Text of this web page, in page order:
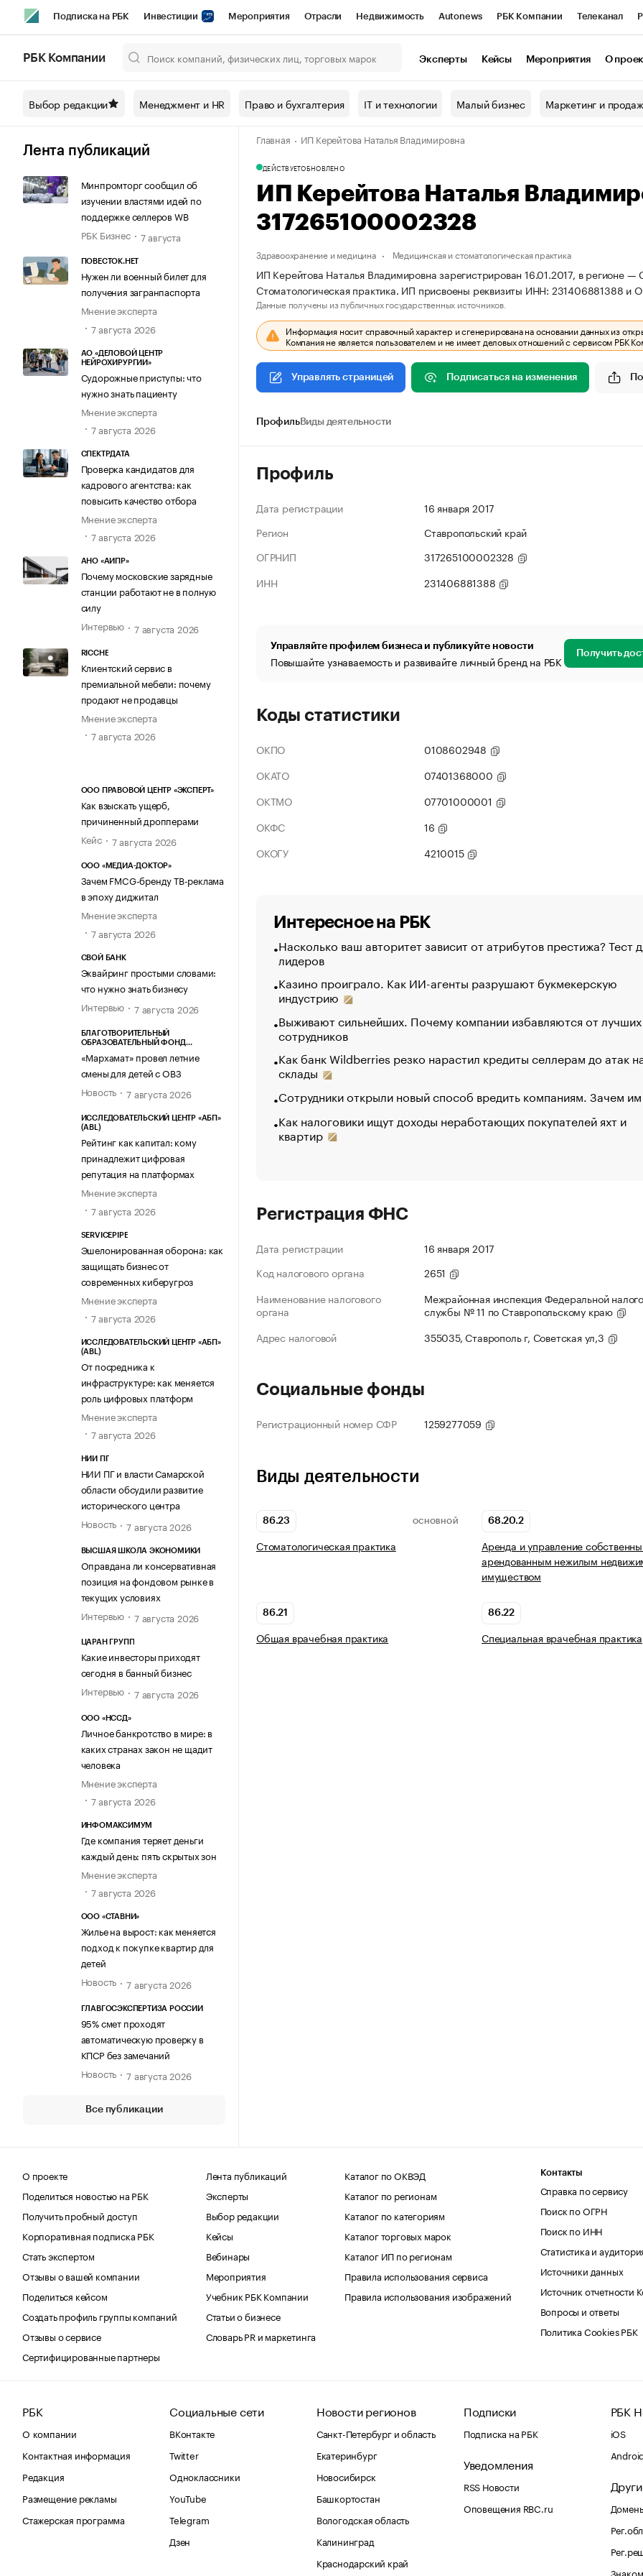
Подписка на РБК Инвестиции Мероприятия Отрасли Недвижимость Autonews РБК Компании Телеканал
Спецпроекты СПб Конференции СПб Спецпроекты Проверка контрагентов
Технологии и медиа Рынок наличной валюты
РБК Компании Эксперты Кейсы Мероприятия О
Выбор редакции Менеджмент и HR Право и бухгалтерия IT и технологии Малый бизнес Маркетинг и
Лента публикаций
Минпромторг сообщил об
изучении властями идей по
поддержке селлеров WB
РБК Бизнес
7 августа
ПОВЕСТОК.НЕТ
Нужен ли военный билет для
получения загранпаспорта
Мнение эксперта
7 августа 2026
АО «ДЕЛОВОЙ ЦЕНТР
НЕЙРОХИРУРГИИ»
Судорожные приступы: что
нужно знать пациенту
Мнение эксперта
7 августа 2026
СПЕКТРДАТА
Проверка кандидатов для
кадрового агентства: как
повысить качество отбора
Мнение эксперта
7 августа 2026
АНО «АИПР»
Почему московские зарядные
станции работают не в полную
силу
Интервью
7 августа 2026
RICCHE
Клиентский сервис в
премиальной мебели: почему
продают не продавцы
Мнение эксперта
7 августа 2026
ООО ПРАВОВОЙ ЦЕНТР «ЭКСПЕРТ»
Как взыскать ущерб,
причиненный дропперами
Кейс
7 августа 2026
ООО «МЕДИА-ДОКТОР»
Зачем FMCG-бренду ТВ-реклама
в эпоху диджитал
Мнение эксперта
7 августа 2026
СВОЙ БАНК
Эквайринг простыми словами:
что нужно знать бизнесу
Интервью
7 августа 2026
БЛАГОТВОРИТЕЛЬНЫЙ
ОБРАЗОВАТЕЛЬНЫЙ ФОНД
«Мархамат» провел летние
смены для детей с ОВЗ
Новость
7 августа 2026
ИССЛЕДОВАТЕЛЬСКИЙ ЦЕНТР «АБП»
(ABL)
Рейтинг как капитал: кому
принадлежит цифровая
репутация на платформах
Мнение эксперта
7 августа 2026
SERVICEPIPE
Эшелонированная оборона: как
защищать бизнес от
современных киберугроз
Мнение эксперта
7 августа 2026
ИССЛЕДОВАТЕЛЬСКИЙ ЦЕНТР «АБП»
(ABL)
От посредника к
инфраструктуре: как меняется
роль цифровых платформ
Мнение эксперта
7 августа 2026
НИИ ПГ
НИИ ПГ и власти Самарской
области обсудили развитие
исторического центра
Новость
7 августа 2026
ВЫСШАЯ ШКОЛА ЭКОНОМИКИ
Оправдана ли консервативная
позиция на фондовом рынке в
текущих условиях
Интервью
7 августа 2026
ЦАРАН ГРУПП
Какие инвесторы приходят
сегодня в банный бизнес
Интервью
7 августа 2026
ООО «НССД»
Личное банкротство в мире: в
каких странах закон не щадит
человека
Мнение эксперта
7 августа 2026
ИНФОМАКСИМУМ
Где компания теряет деньги
каждый день: пять скрытых зон
Мнение эксперта
7 августа 2026
ООО «СТАВНИ»
Жилье на вырост: как меняется
подход к покупке квартир для
детей
Новость
7 августа 2026
ГЛАВГОСЭКСПЕРТИЗА РОССИИ
95% смет проходят
автоматическую проверку в
КПСР без замечаний
Новость
7 августа 2026
Все публикации
Главная ИП Керейтова Наталья Владимировна
ДЕЙСТВУЕТОБНОВЛЕНО
ИП Керейтова Наталья
317265100002328
Здравоохранение и медицина Медицинская и стоматологическая практика
ИП Керейтова Наталья Владимировна зарегистрирован 16.01.2017, в регионе —
Стоматологическая практика. ИП присвоены реквизиты ИНН: 231406881388
Данные получены из публичных государственных источников.
Информация носит справочный характер и сгенерирована на основании данных из
Компания не является пользователем и не имеет деловых отношений с сервисом РБК
Управлять страницей Подписаться на изменения
ПрофильВиды деятельности
Профиль
Дата регистрации
16 января 2017
Регион
Ставропольский край
ОГРНИП
317265100002328
ИНН
231406881388
Управляйте профилем бизнеса и публикуйте новости
Повышайте узнаваемость и развивайте личный бренд на РБК Получить
Коды статистики
ОКПО
0108602948
ОКАТО
07401368000
ОКТМО
07701000001
ОКФС
16
ОКОГУ
4210015
Интересное на РБК
Насколько ваш авторитет зависит от атрибутов престижа? Тест
лидеров
Казино проиграло. Как ИИ-агенты разрушают букмекерскую
индустрию
Выживают сильнейших. Почему компании избавляются от лучших
сотрудников
Как банк Wildberries резко нарастил кредиты селлерам до атак
склады
Сотрудники открыли новый способ вредить компаниям. Зачем
Как налоговики ищут доходы неработающих покупателей яхт и
квартир
Регистрация ФНС
Дата регистрации
16 января 2017
Код налогового органа
2651
Наименование налогового
органа
Межрайонная инспекция Федеральной
службы № 11 по Ставропольскому краю
Адрес налоговой
355035, Ставрополь г, Советская ул,3
Социальные фонды
Регистрационный номер СФР 1259277059
Виды деятельности
86.23 ОСНОВНОЙ
Стоматологическая практика
68.20.2
Аренда и управление
арендованным нежилым
имуществом
86.21
Общая врачебная практика
86.22
Специальная врачебная практика
О проекте
Поделиться новостью на РБК
Получить пробный доступ
Корпоративная подписка РБК
Стать экспертом
Отзывы о вашей компании
Поделиться кейсом
Создать профиль группы компаний
Отзывы о сервисе
Сертифицированные партнеры
Лента публикаций
Эксперты
Выбор редакции
Кейсы
Вебинары
Мероприятия
Учебник РБК Компании
Статьи о бизнесе
Словарь PR и маркетинга
Каталог по ОКВЭД
Каталог по регионам
Каталог по категориям
Каталог торговых марок
Каталог ИП по регионам
Правила использования сервиса
Правила использования изображений
Контакты
Справка по сервису
Поиск по ОГРН
Поиск по ИНН
Статистика и
Источники данных
Источник отчетности
Вопросы и ответы
Политика Cookies РБК
РБК
О компании
Контактная информация
Редакция
Размещение рекламы
Стажерская программа
Социальные сети
ВКонтакте
Twitter
Одноклассники
YouTube
Telegram
Дзен
Новости регионов
Санкт-Петербург и область
Екатеринбург
Новосибирск
Башкортостан
Вологодская область
Калининград
Краснодарский край
Подписки
Подписка на РБК
Уведомления
RSS Новости
Оповещения RBC.ru
РБК
iOS